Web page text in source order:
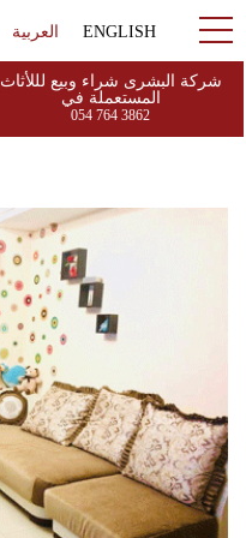
العربية ENGLISH
شركة البشرى شراء وبيع لللأثاث
المستعملة في
054 764 3862